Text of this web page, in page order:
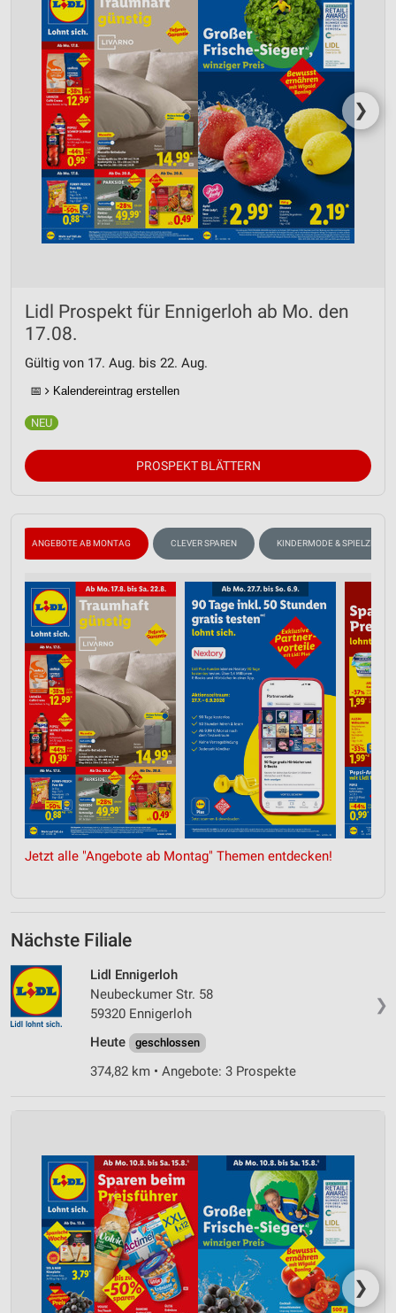
❯
Lidl Prospekt für Ennigerloh ab Mo. den
17.08.
Gültig von 17. Aug. bis 22. Aug.
📅 Kalendereintrag erstellen
PROSPEKT BLÄTTERN
ANGEBOTE AB MONTAG CLEVER SPAREN KINDERMODE & SPIELZEUG
Jetzt alle "Angebote ab Montag" Themen entdecken!
Nächste Filiale
❯
Lidl Ennigerloh
Neubeckumer Str. 58
59320 Ennigerloh
Heute
geschlossen
374,82 km • Angebote: 3 Prospekte
❯